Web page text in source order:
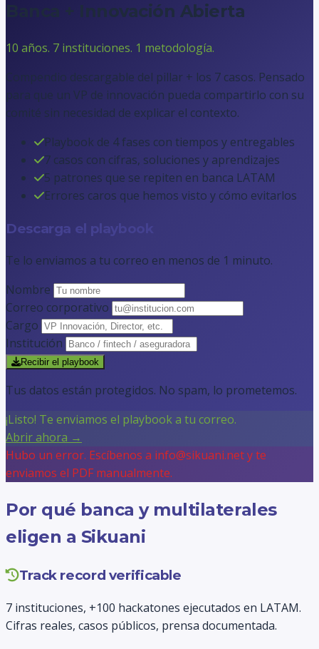
Banca + Innovación Abierta
10 años. 7 instituciones. 1 metodología.
Compendio descargable del pillar + los 7 casos. Pensado
para que un VP de innovación pueda compartirlo con su
comité sin necesidad de explicar el contexto.
Playbook de 4 fases con tiempos y entregables
7 casos con cifras, soluciones y aprendizajes
5 patrones que se repiten en banca LATAM
Errores caros que hemos visto y cómo evitarlos
Descarga el playbook
Te lo enviamos a tu correo en menos de 1 minuto.
Nombre
Correo corporativo
Cargo
Institución
Recibir el playbook
Tus datos están protegidos. No spam, lo prometemos.
¡Listo! Te enviamos el playbook a tu correo.
Abrir ahora →
Hubo un error. Escíbenos a info@sikuani.net y te
enviamos el PDF manualmente.
Por qué banca y multilaterales
eligen a Sikuani
Track record verificable
7 instituciones, +100 hackatones ejecutados en LATAM.
Cifras reales, casos públicos, prensa documentada.